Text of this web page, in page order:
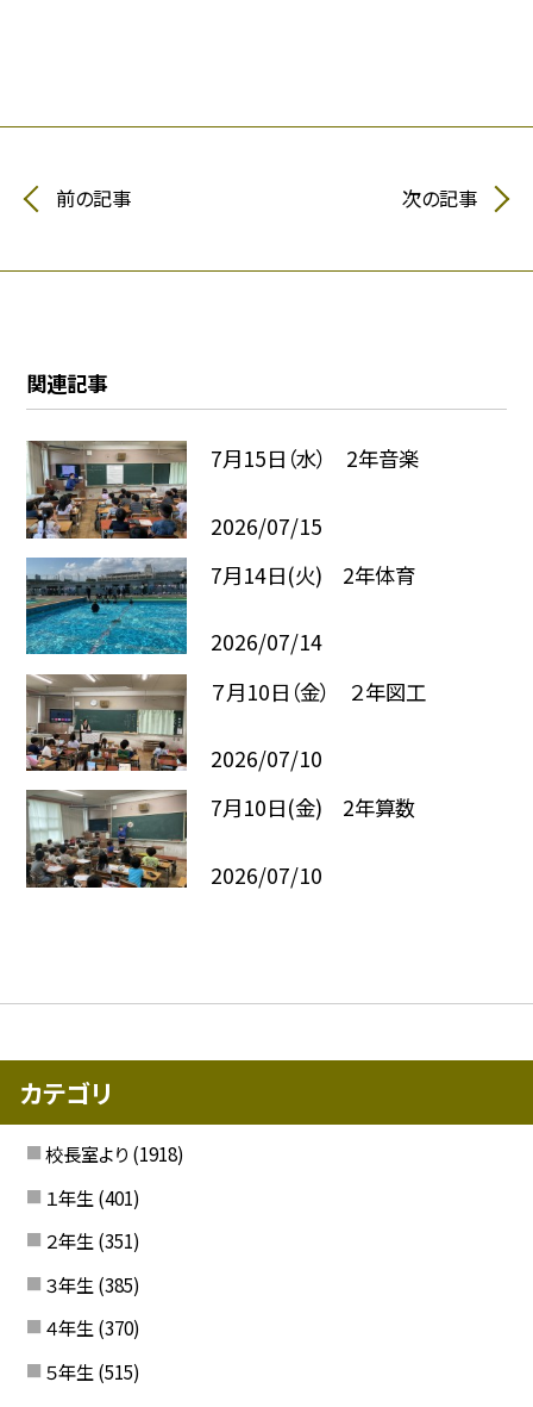
前の記事 次の記事
関連記事
7月15日（水） 2年音楽
2026/07/15
7月14日(火) 2年体育
2026/07/14
７月10日（金） ２年図工
2026/07/10
7月10日(金) 2年算数
2026/07/10
カテゴリ
校長室より (1918)
１年生 (401)
２年生 (351)
３年生 (385)
４年生 (370)
５年生 (515)